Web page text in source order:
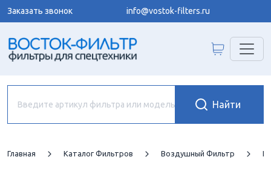
Заказать звонок info@vostok-filters.ru
Главная Каталог Фильтров Воздушный Фильтр